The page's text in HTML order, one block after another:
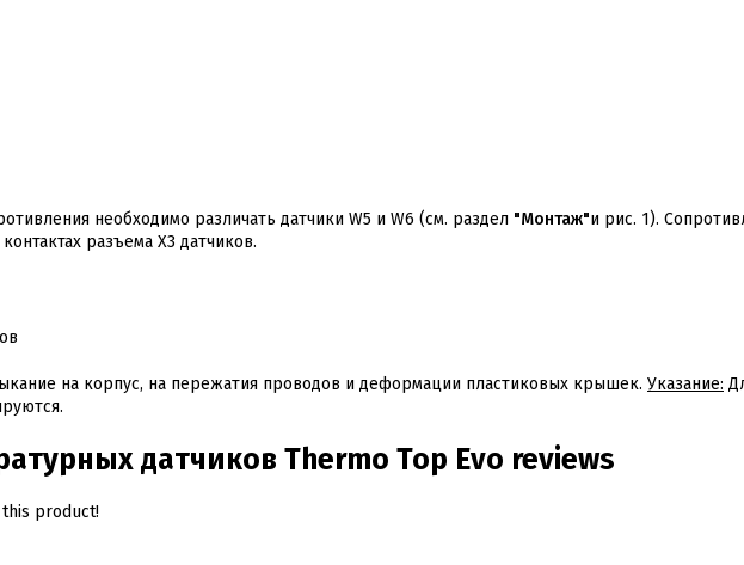
необходимо различать датчики W5 и W6 (см. раздел "Монтаж"и рис. 1).
разъема Х3 датчиков.
на корпус, на пережатия проводов и деформации пластиковых крышек. Указание:
датчиков Thermo Top Evo reviews
product!